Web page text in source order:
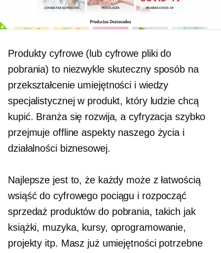
Produkty cyfrowe (lub cyfrowe pliki do
pobrania) to niezwykle skuteczny sposób na
przekształcenie umiejętności i wiedzy
specjalistycznej w produkt, który ludzie chcą
kupić. Branża się rozwija, a cyfryzacja szybko
przejmuje offline aspekty naszego życia i
działalności biznesowej.
Najlepsze jest to, że każdy może z łatwością
wsiąść do cyfrowego pociągu i rozpocząć
sprzedaż produktów do pobrania, takich jak
książki, muzyka, kursy, oprogramowanie,
projekty itp. Masz już umiejętności potrzebne